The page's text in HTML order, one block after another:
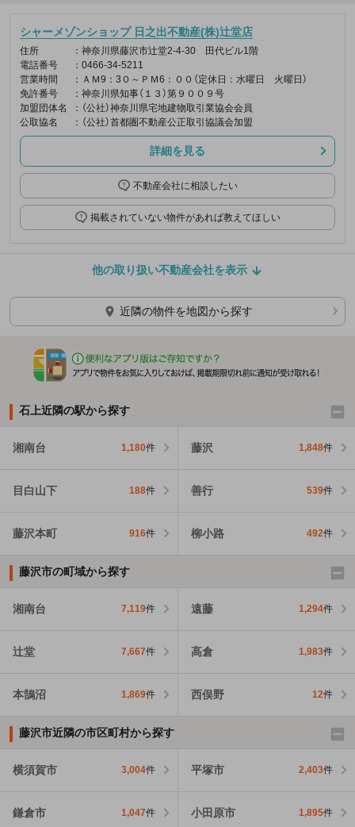
シャーメゾンショップ 日之出不動産(株)辻堂店
住所
：神奈川県藤沢市辻堂2-4-30 田代ビル1階
電話番号
：0466-34-5211
営業時間
：ＡＭ9：3０～ＰＭ6：００（定休日：水曜日 火曜日）
免許番号
：神奈川県知事（１３）第９００９号
加盟団体名
：（公社）神奈川県宅地建物取引業協会会員
公取協名
：（公社）首都圏不動産公正取引協議会加盟
詳細を見る
不動産会社に相談したい
掲載されていない物件があれば教えてほしい
他の取り扱い不動産会社を表示
近隣の物件を地図から探す
石上近隣の駅から探す
湘南台 1,180件 藤沢 1,848件
目白山下 188件 善行 539件
藤沢本町 916件 柳小路 492件
藤沢市の町域から探す
湘南台 7,119件 遠藤 1,294件
辻堂 7,667件 高倉 1,983件
本鵠沼 1,869件 西俣野 12件
藤沢市近隣の市区町村から探す
横須賀市 3,004件 平塚市 2,403件
鎌倉市 1,047件 小田原市 1,895件